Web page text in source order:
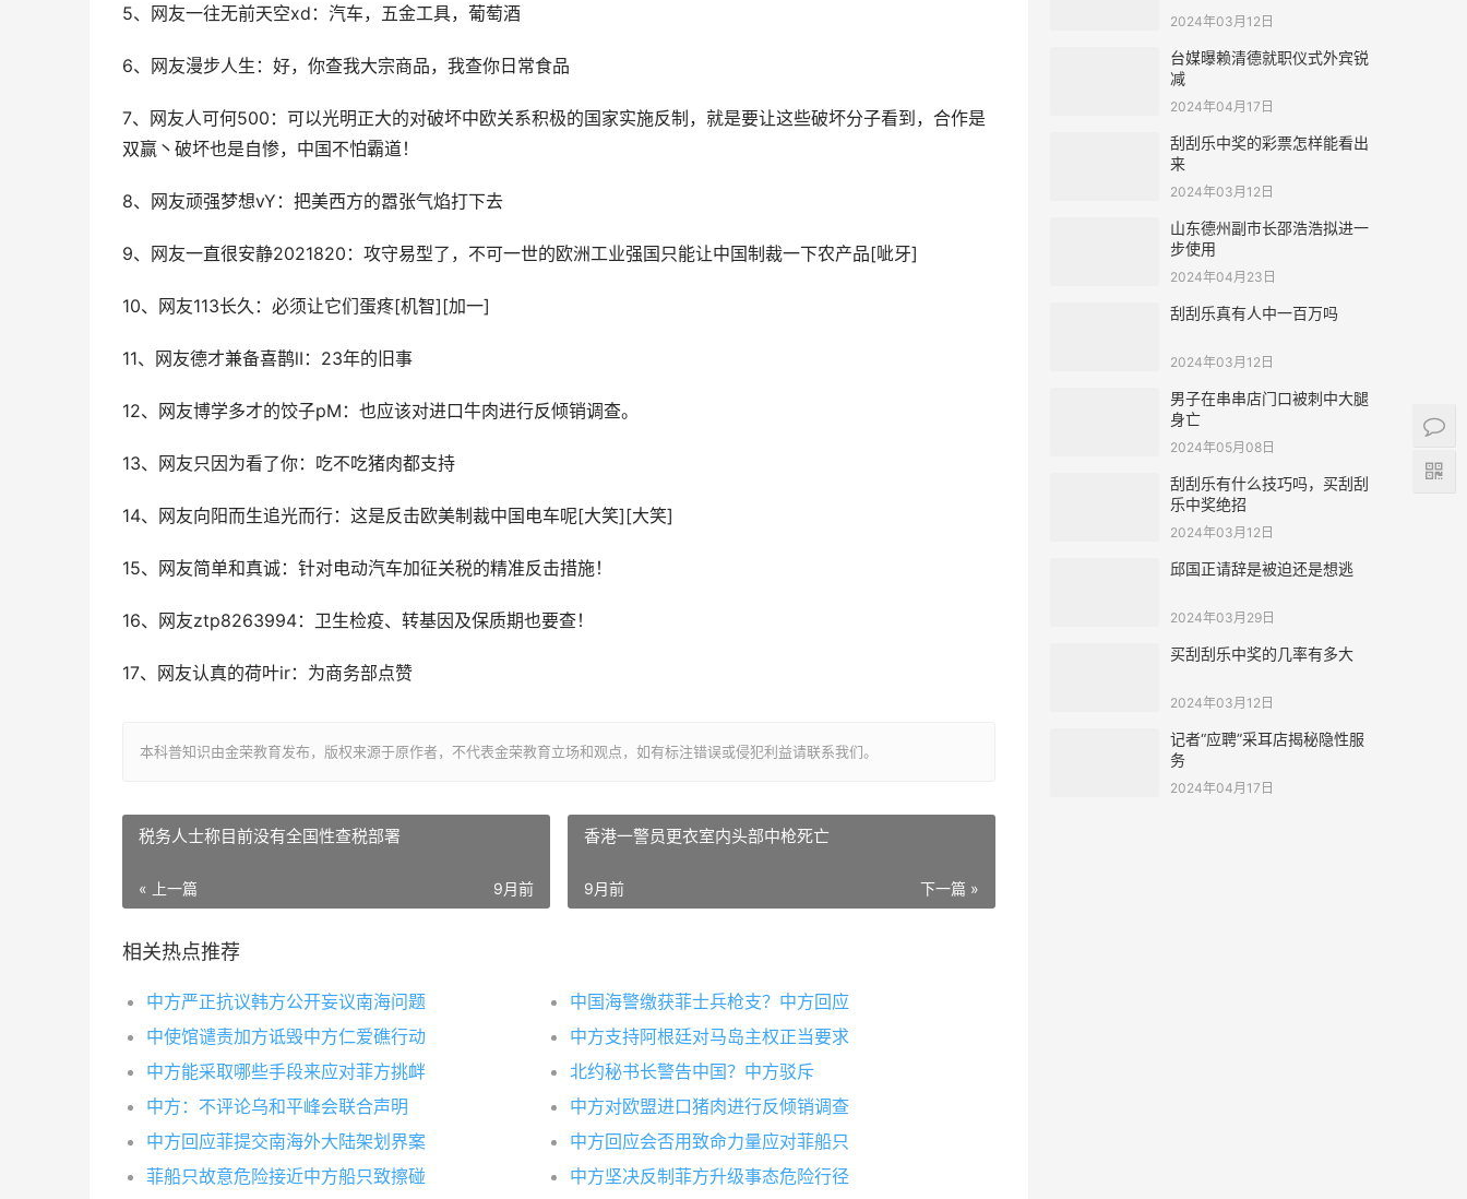
5、网友一往无前天空xd：汽车，五金工具，葡萄酒
6、网友漫步人生：好，你查我大宗商品，我查你日常食品
7、网友人可何500：可以光明正大的对破坏中欧关系积极的国家实施反制，就是要让这些破坏分子看到，合作是
双赢丶破坏也是自惨，中国不怕霸道！
8、网友顽强梦想vY：把美西方的嚣张气焰打下去
9、网友一直很安静2021820：攻守易型了，不可一世的欧洲工业强国只能让中国制裁一下农产品[呲牙]
10、网友113长久：必须让它们蛋疼[机智][加一]
11、网友德才兼备喜鹊lI：23年的旧事
12、网友博学多才的饺子pM：也应该对进口牛肉进行反倾销调查。
13、网友只因为看了你：吃不吃猪肉都支持
14、网友向阳而生追光而行：这是反击欧美制裁中国电车呢[大笑][大笑]
15、网友简单和真诚：针对电动汽车加征关税的精准反击措施！
16、网友ztp8263994：卫生检疫、转基因及保质期也要查！
17、网友认真的荷叶ir：为商务部点赞
本科普知识由金荣教育发布，版权来源于原作者，不代表金荣教育立场和观点，如有标注错误或侵犯利益请联系我们。
税务人士称目前没有全国性查税部署
« 上一篇 9月前
香港一警员更衣室内头部中枪死亡
下一篇 »
9月前
相关热点推荐
中方严正抗议韩方公开妄议南海问题
中国海警缴获菲士兵枪支？中方回应
中使馆谴责加方诋毁中方仁爱礁行动
中方支持阿根廷对马岛主权正当要求
中方能采取哪些手段来应对菲方挑衅
北约秘书长警告中国？中方驳斥
中方：不评论乌和平峰会联合声明
中方对欧盟进口猪肉进行反倾销调查
中方回应菲提交南海外大陆架划界案
中方回应会否用致命力量应对菲船只
菲船只故意危险接近中方船只致擦碰
中方坚决反制菲方升级事态危险行径
2024年03月12日
台媒曝赖清德就职仪式外宾锐
减
2024年04月17日
刮刮乐中奖的彩票怎样能看出
来
2024年03月12日
山东德州副市长邵浩浩拟进一
步使用
2024年04月23日
刮刮乐真有人中一百万吗
2024年03月12日
男子在串串店门口被刺中大腿
身亡
2024年05月08日
刮刮乐有什么技巧吗，买刮刮
乐中奖绝招
2024年03月12日
邱国正请辞是被迫还是想逃
2024年03月29日
买刮刮乐中奖的几率有多大
2024年03月12日
记者“应聘”采耳店揭秘隐性服
务
2024年04月17日